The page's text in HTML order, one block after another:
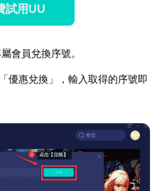
試用UU
會員兌換序號。
優惠兌換」，輸入取得的序號即